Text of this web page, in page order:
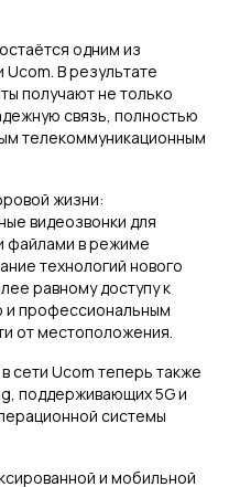
одним из
В результате
получают не только
связь, полностью
телекоммуникационным
жизни:
видеозвонки для
файлами в режиме
технологий нового
равному доступу к
и профессиональным
от местоположения.
сети Ucom теперь также
поддерживающих 5G и
системы
и мобильной